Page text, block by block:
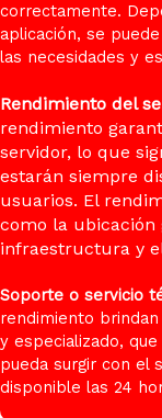
correctamente.
aplicación, se
las necesidades y
Rendimiento del
rendimiento
servidor, lo que
estarán siempre
usuarios. El
como la ubicación
infraestructura y
Soporte o servicio
rendimiento
y especializado,
pueda surgir con el
disponible las 24